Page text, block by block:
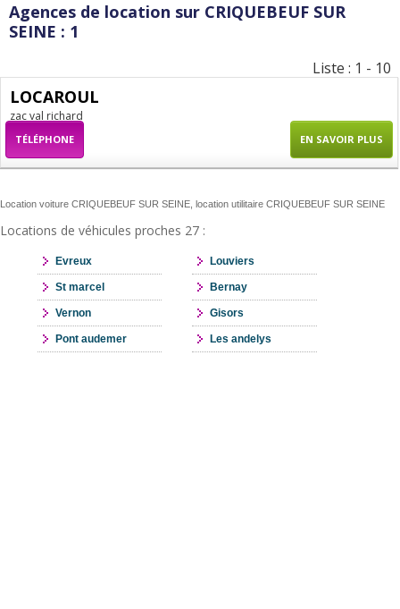
Agences de location sur CRIQUEBEUF SUR
SEINE : 1
Liste : 1 - 10
LOCAROUL
zac val richard
TÉLÉPHONE EN SAVOIR PLUS
Location voiture CRIQUEBEUF SUR SEINE, location utilitaire CRIQUEBEUF SUR SEINE
Locations de véhicules proches 27 :
Evreux Louviers
St marcel Bernay
Vernon Gisors
Pont audemer Les andelys